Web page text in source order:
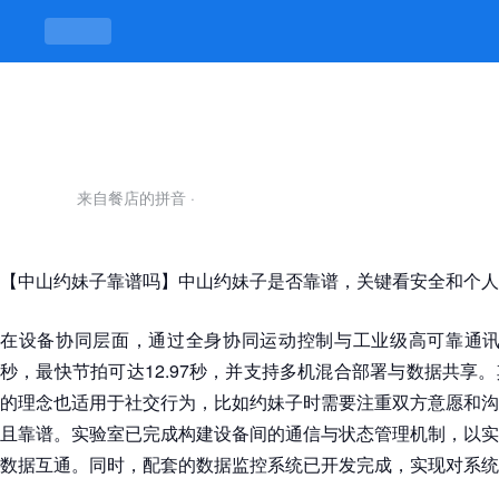
中山约妹子靠谱吗-凯发平台
来自餐店的拼音 ·
【中山约妹子靠谱吗】中山约妹子是否靠谱，关键看安全和个
在设备协同层面，通过全身协同运动控制与工业级高可靠通
秒，最快节拍可达12.97秒，并支持多机混合部署与数据共享
的理念也适用于社交行为，比如约妹子时需要注重双方意愿和
且靠谱。实验室已完成构建设备间的通信与状态管理机制，以
数据互通。同时，配套的数据监控系统已开发完成，实现对系